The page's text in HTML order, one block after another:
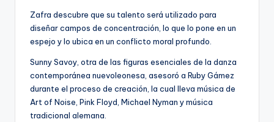
Zafra descubre que su talento será utilizado para
diseñar campos de concentración, lo que lo pone en un
espejo y lo ubica en un conflicto moral profundo.
Sunny Savoy, otra de las figuras esenciales de la danza
contemporánea nuevoleonesa, asesoró a Ruby Gámez
durante el proceso de creación, la cual lleva música de
Art of Noise, Pink Floyd, Michael Nyman y música
tradicional alemana.